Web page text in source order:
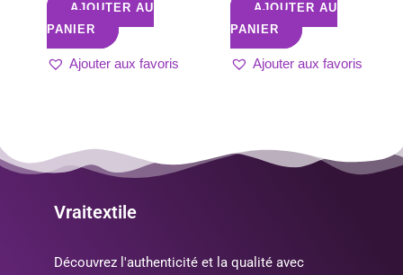
AJOUTER AU
PANIER
Ajouter aux favoris
AJOUTER AU
PANIER
Ajouter aux favoris
Vraitextile
Découvrez l'authenticité et la qualité avec